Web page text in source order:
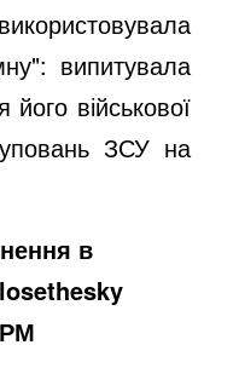
випитувала
військової
ЗСУ на
в